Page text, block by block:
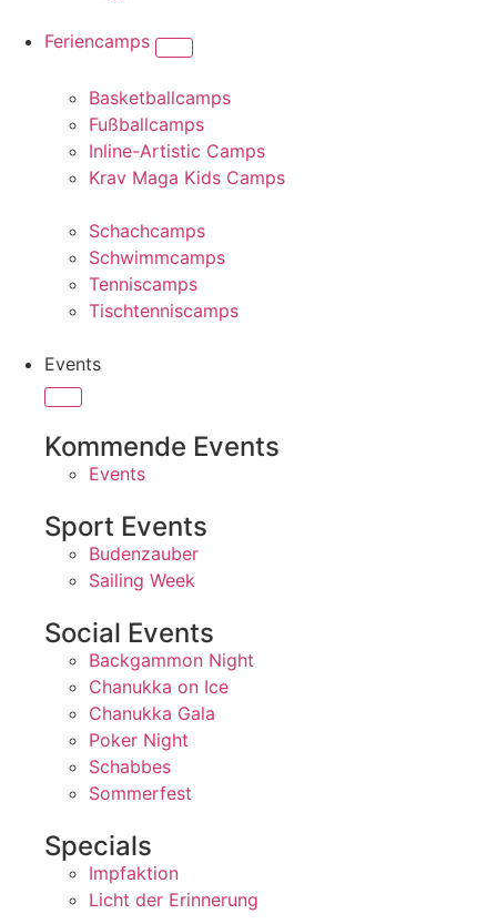
Feriencamps
Basketballcamps
Fußballcamps
Inline-Artistic Camps
Krav Maga Kids Camps
Schachcamps
Schwimmcamps
Tenniscamps
Tischtenniscamps
Events
Kommende Events
Events
Sport Events
Budenzauber
Sailing Week
Social Events
Backgammon Night
Chanukka on Ice
Chanukka Gala
Poker Night
Schabbes
Sommerfest
Specials
Impfaktion
Licht der Erinnerung